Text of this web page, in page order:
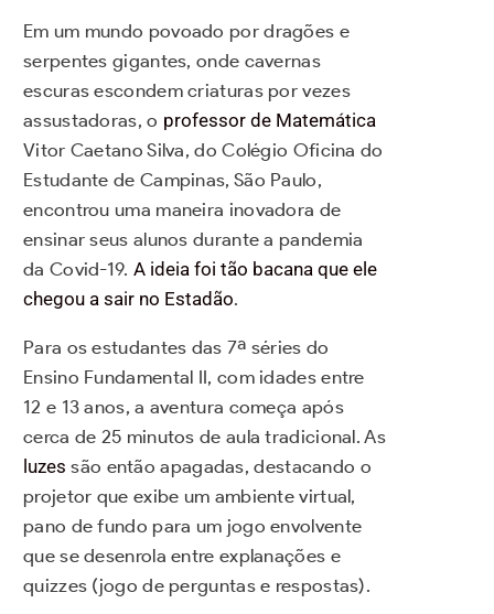
Em um mundo povoado por dragões e
serpentes gigantes, onde cavernas
escuras escondem criaturas por vezes
assustadoras, o professor de Matemática
Vitor Caetano Silva, do Colégio Oficina do
Estudante de Campinas, São Paulo,
encontrou uma maneira inovadora de
ensinar seus alunos durante a pandemia
da Covid-19. A ideia foi tão bacana que ele
chegou a sair no Estadão.
Para os estudantes das 7ª séries do
Ensino Fundamental II, com idades entre
12 e 13 anos, a aventura começa após
cerca de 25 minutos de aula tradicional. As
luzes são então apagadas, destacando o
projetor que exibe um ambiente virtual,
pano de fundo para um jogo envolvente
que se desenrola entre explanações e
quizzes (jogo de perguntas e respostas).